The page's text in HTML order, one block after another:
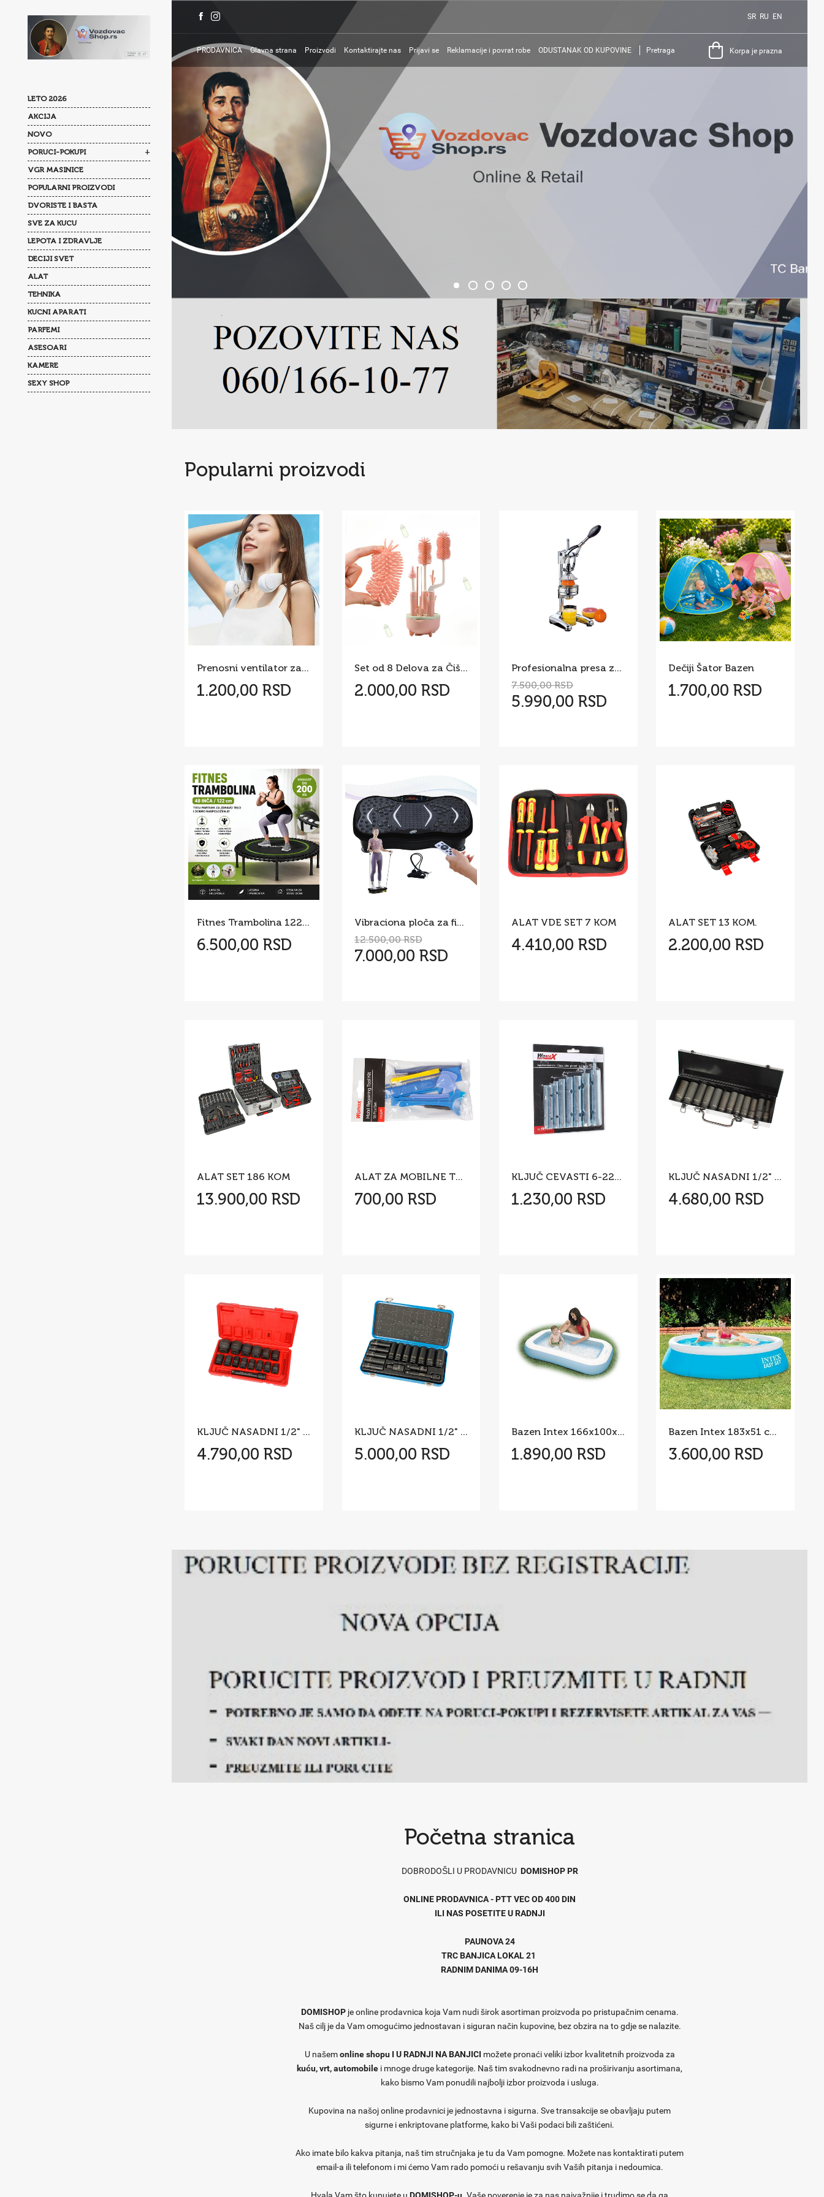
LETO 2026
AKCIJA
NOVO
PORUCI-POKUPI +
VGR MASINICE
POPULARNI PROIZVODI
DVORISTE I BASTA
SVE ZA KUCU
LEPOTA I ZDRAVLJE
DECIJI SVET
ALAT
TEHNIKA
KUCNI APARATI
PARFEMI
ASESOARI
KAMERE
SEXY SHOP
SR RU EN
PRODAVNICA Glavna strana Proizvodi Kontaktirajte nas Prijavi se Reklamacije i povrat robe ODUSTANAK OD KUPOVINE Pretraga Korpa je prazna
Popularni proizvodi
Prenosni ventilator za vrat
1.200,00 RSD
Set od 8 Delova za Čišćenje Flašica
2.000,00 RSD
Profesionalna presa za citruse – sokovnik Cilio Visoki sjaj
7.500,00 RSD
5.990,00 RSD
Dečiji Šator Bazen
1.700,00 RSD
Fitnes Trambolina 122cm do 200kg
6.500,00 RSD
Vibraciona ploča za fitnes i masažu
12.500,00 RSD
7.000,00 RSD
ALAT VDE SET 7 KOM
4.410,00 RSD
ALAT SET 13 KOM.
2.200,00 RSD
ALAT SET 186 KOM
13.900,00 RSD
ALAT ZA MOBILNE TELEFONE SET 18 KOM
700,00 RSD
KLJUČ CEVASTI 6-22mm SET 10 kom
1.230,00 RSD
KLJUČ NASADNI 1/2" DUBOKI KOVANI SET 12 KOM
4.680,00 RSD
KLJUČ NASADNI 1/2" KOVANI SET 14 KOM*
4.790,00 RSD
KLJUČ NASADNI 1/2" KOVANI SET 16 KOM*
5.000,00 RSD
Bazen Intex 166x100x25cm*
1.890,00 RSD
Bazen Intex 183x51 cm*
3.600,00 RSD
Početna stranica
DOBRODOŠLI U PRODAVNICU DOMISHOP PR
ONLINE PRODAVNICA - PTT VEC OD 400 DIN
ILI NAS POSETITE U RADNJI
PAUNOVA 24
TRC BANJICA LOKAL 21
RADNIM DANIMA 09-16H
DOMISHOPje online prodavnica koja Vam nudi širok asortiman proizvoda po pristupačnim cenama.
Naš cilj je da Vam omogućimo jednostavan i siguran način kupovine, bez obzira na to gdje se nalazite.
U našemonline shopu I U RADNJI NA BANJICI možete pronaći veliki izbor kvalitetnih proizvoda za
kuću, vrt, automobile i mnoge druge kategorije. Naš tim svakodnevno radi na proširivanju asortimana,
kako bismo Vam ponudili najbolji izbor proizvoda i usluga.
Kupovina na našoj online prodavnici je jednostavna i sigurna. Sve transakcije se obavljaju putem
sigurne i enkriptovane platforme, kako bi Vaši podaci bili zaštićeni.
Ako imate bilo kakva pitanja, naš tim stručnjaka je tu da Vam pomogne. Možete nas kontaktirati putem
email-a ili telefonom i mi ćemo Vam rado pomoći u rešavanju svih Vaših pitanja i nedoumica.
Hvala Vam što kupujete uDOMISHOP-u . Vaše poverenje je za nas najvažnije i trudimo se da ga